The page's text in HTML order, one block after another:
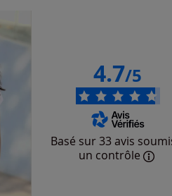
4.7/5
Basé sur 33 avis
un contrôle